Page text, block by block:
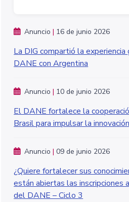
Anuncio | 16 de junio 2026
La DIG compartió la
DANE con Argentina
Anuncio | 10 de junio 2026
El DANE fortalece la
Brasil para impulsar la
Anuncio | 09 de junio 2026
¿Quiere fortalecer sus
están abiertas las inscripciones
del DANE – Ciclo 3